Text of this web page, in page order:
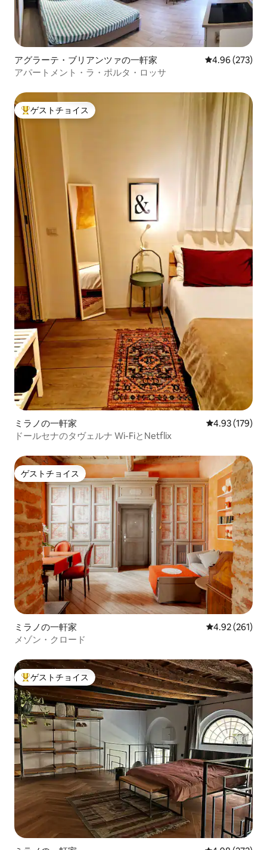
アグラーテ・ブリアンツァの一軒家 レビュー273
4.96 (273)
アパートメント・ラ・ポルタ・ロッサ
大好評のゲストチョイスです。
ゲストチョイス
ミラノの一軒家 レビュー179
4.93 (179)
ドールセナのタヴェルナ Wi-FiとNetflix
ゲストチョイス
ゲストチョイス
ミラノの一軒家 レビュー261
4.92 (261)
メゾン・クロード
大好評のゲストチョイスです。
ゲストチョイス